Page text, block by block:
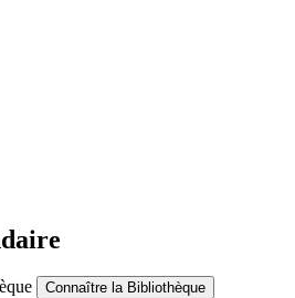
Connaître la Bibliothèque